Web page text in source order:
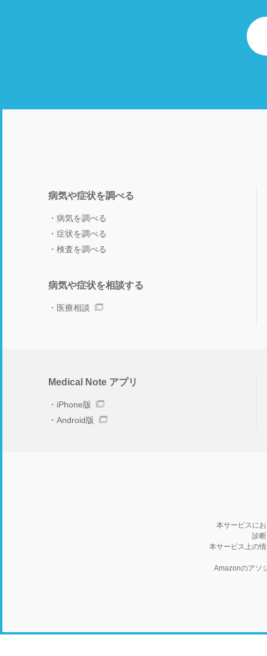
病気や症状を調べる
病気を調べる
症状を調べる
検査を調べる
病気や症状を相談する
医療相談
Medical Note アプリ
iPhone版
Android版
本サービスに
診
本サービス上の
Amazonのアソ